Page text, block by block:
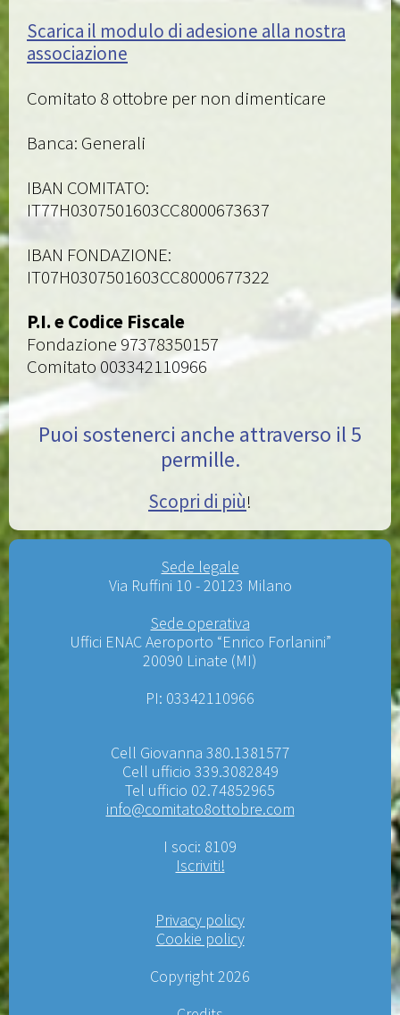
Scarica il modulo di adesione alla nostra
associazione
Comitato 8 ottobre per non dimenticare
Banca: Generali
IBAN COMITATO:
IT77H0307501603CC8000673637
IBAN FONDAZIONE:
IT07H0307501603CC8000677322
P.I. e Codice Fiscale
Fondazione 97378350157
Comitato 003342110966
Puoi sostenerci anche attraverso il 5
permille.
Scopri di più!
Sede legale
Via Ruffini 10 - 20123 Milano
Sede operativa
Uffici ENAC Aeroporto “Enrico Forlanini”
20090 Linate (MI)
PI: 03342110966
Cell Giovanna 380.1381577
Cell ufficio 339.3082849
Tel ufficio 02.74852965
info@comitato8ottobre.com
I soci: 8109
Iscriviti!
Privacy policy
Cookie policy
Copyright 2026